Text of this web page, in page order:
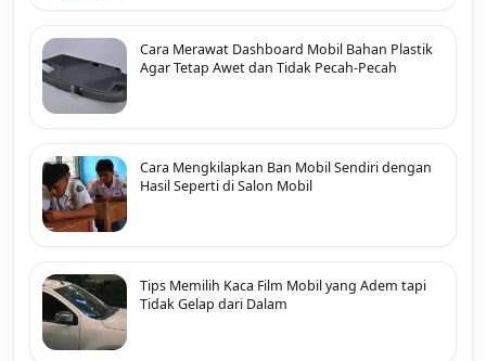
Cara Merawat Dashboard Mobil Bahan Plastik
Agar Tetap Awet dan Tidak Pecah-Pecah
Cara Mengkilapkan Ban Mobil Sendiri dengan
Hasil Seperti di Salon Mobil
Tips Memilih Kaca Film Mobil yang Adem tapi
Tidak Gelap dari Dalam